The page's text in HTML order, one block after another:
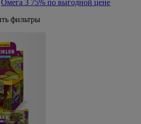
Омега 3 75% по выгодной цене
фильтры